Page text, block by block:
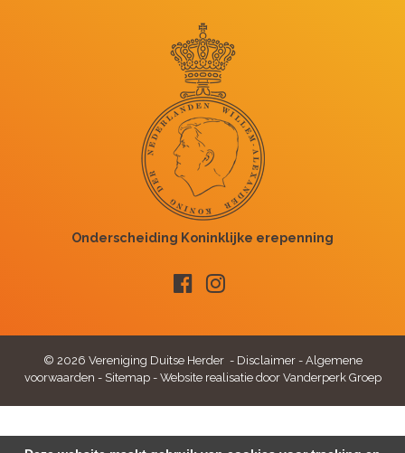
© 2026 Vereniging Duitse Herder - Disclaimer- Algemene
voorwaarden - Sitemap- Website realisatie door Vanderperk Groep